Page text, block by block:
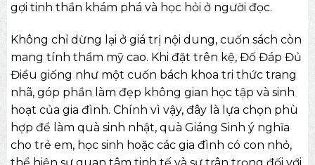
gợi tinh thần khám phá và học hỏi ở người đọc.
Không chỉ dừng lại ở giá trị nội dung, cuốn sách còn
mang tính thẩm mỹ cao. Khi đặt trên kệ, Đố Đáp Đủ
Điều giống như một cuốn bách khoa tri thức trang
nhã, góp phần làm đẹp không gian học tập và sinh
hoạt của gia đình. Chính vì vậy, đây là lựa chọn phù
hợp để làm quà sinh nhật, quà Giáng Sinh ý nghĩa
cho trẻ em, học sinh hoặc các gia đình có con nhỏ,